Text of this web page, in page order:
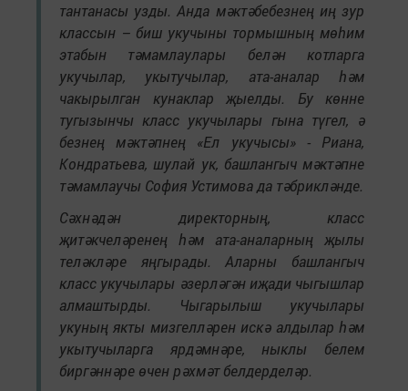
тантанасы узды. Анда мәктәбебезнең иң зур
классын – биш укучыны тормышның мөһим
этабын тәмамлаулары белән котларга
укучылар, укытучылар, ата-аналар һәм
чакырылган кунаклар җыелды. Бу көнне
тугызынчы класс укучылары гына түгел, ә
безнең мәктәпнең «Ел укучысы» - Риана,
Кондратьева, шулай ук, башлангыч мәктәпне
тәмамлаучы София Устимова да тәбрикләнде.
Сәхнәдән директорның, класс
җитәкчеләренең һәм ата-аналарның җылы
теләкләре яңгырады. Аларны башлангыч
класс укучылары әзерләгән иҗади чыгышлар
алмаштырды. Чыгарылыш укучылары
укуның якты мизгелләрен искә алдылар һәм
укытучыларга ярдәмнәре, ныклы белем
биргәннәре өчен рәхмәт белдерделәр.